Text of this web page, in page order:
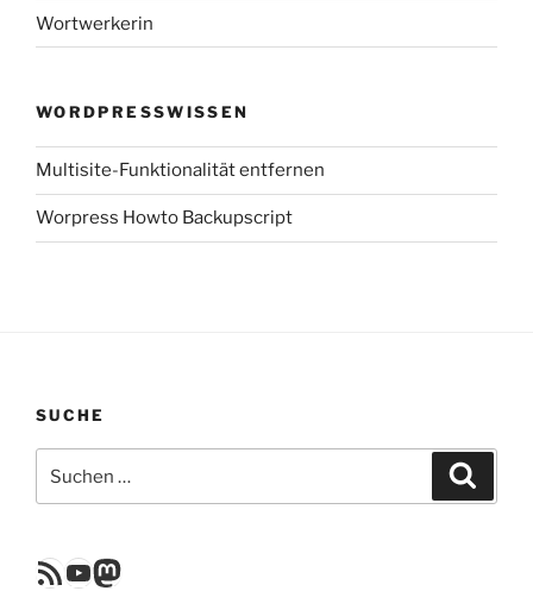
Wortwerkerin
WORDPRESSWISSEN
Multisite-Funktionalität entfernen
Worpress Howto Backupscript
SUCHE
nach:
RSS FeedYouTube
Mastodon